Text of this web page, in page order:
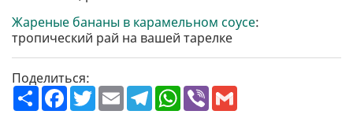
Жареные бананы в карамельном соусе:
тропический рай на вашей тарелке
Поделиться:
П
о
F
a
T
w
E
m
T
e
W
h
V